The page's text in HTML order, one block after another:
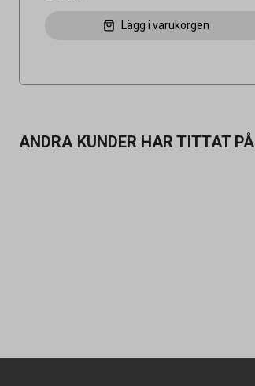
Lägg i varukorgen
ANDRA KUNDER HAR TITTAT PÅ